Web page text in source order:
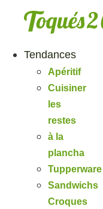
Tendances
Apéritif
Cuisiner
les
restes
à la
plancha
Tupperware
Sandwichs
Croques